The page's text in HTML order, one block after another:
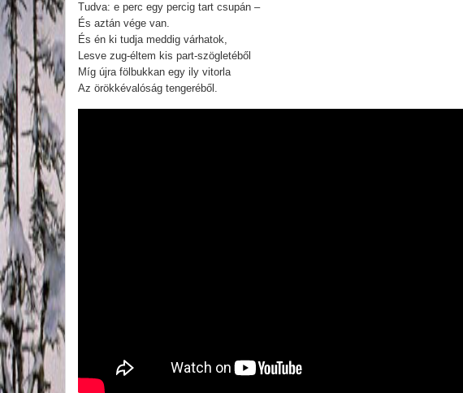
Tudva: e perc egy percig tart csupán –
És aztán vége van.
És én ki tudja meddig várhatok,
Lesve zug-éltem kis part-szögletéből
Míg újra fölbukkan egy ily vitorla
Az örökkévalóság tengeréből.